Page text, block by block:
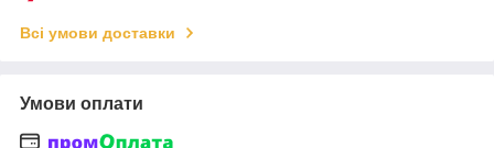
Всі умови доставки
Умови оплати